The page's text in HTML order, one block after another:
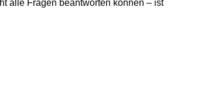
alle Fragen beantworten können – ist